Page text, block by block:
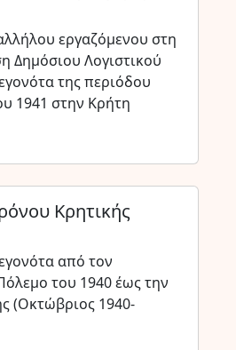
εργαζόμενου στη
Δημόσιου Λογιστικού
της περιόδου
1941 στην Κρήτη
Κρητικής
από τον
του 1940 έως την
(Οκτώβριος 1940-